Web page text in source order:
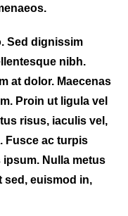
Sed dignissim
nibh.
at dolor. Maecenas
Proin ut ligula vel
risus, iaculis vel,
Fusce ac turpis
Nulla metus
sed, euismod in,